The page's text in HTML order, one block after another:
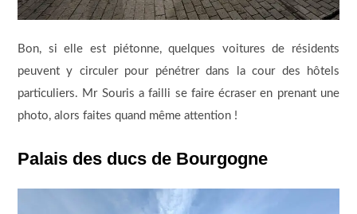
Bon, si elle est piétonne, quelques voitures de résidents
peuvent y circuler pour pénétrer dans la cour des hôtels
particuliers. Mr Souris a failli se faire écraser en prenant une
photo, alors faites quand même attention !
Palais des ducs de Bourgogne